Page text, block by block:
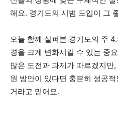
해요. 경기도의 시범 도입이 그
오늘 함께 살펴본 경기도의 주
경을 크게 변화시킬 수 있는 중
많은 도전과 과제가 따르겠지만
원 방안이 있다면 충분히 성공
거라고 믿어요.